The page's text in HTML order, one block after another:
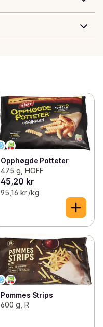
Opphøgde Potteter
475 g, HOFF
45,20 kr
95,16 kr /kg
Pommes Strips
600 g, R